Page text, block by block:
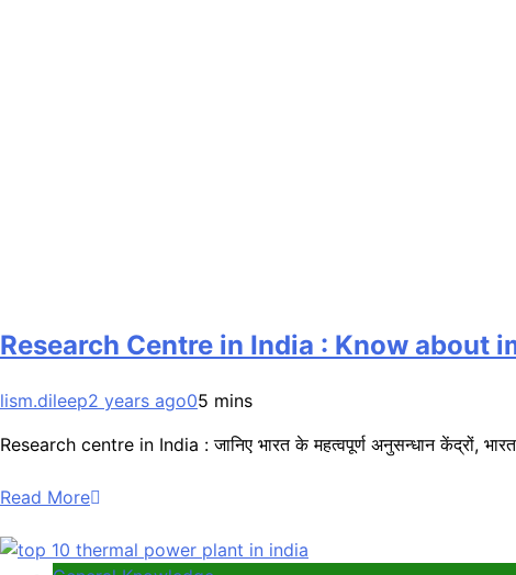
Research Centre in India : Know about
lism.dileep2 years ago05 mins
Research centre in India : जानिए भारत के महत्वपूर्ण अनुसन्धान केंद्रों,
Read More